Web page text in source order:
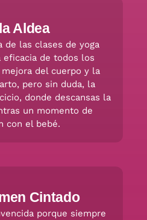
Aldea
de las clases de yoga
eficacia de todos los
del cuerpo y la
pero sin duda, la
donde descansas la
un momento de
con el bebé.
Cintado
porque siempre